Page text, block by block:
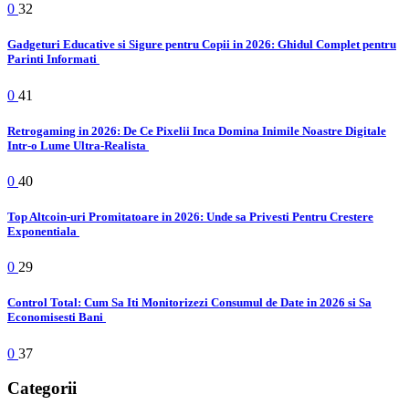
0 32
Gadgeturi Educative si Sigure pentru Copii in 2026: Ghidul Complet pentru
Parinti Informati
0 41
Retrogaming in 2026: De Ce Pixelii Inca Domina Inimile Noastre Digitale
Intr-o Lume Ultra-Realista
0 40
Top Altcoin-uri Promitatoare in 2026: Unde sa Privesti Pentru Crestere
Exponentiala
0 29
Control Total: Cum Sa Iti Monitorizezi Consumul de Date in 2026 si Sa
Economisesti Bani
0 37
Categorii